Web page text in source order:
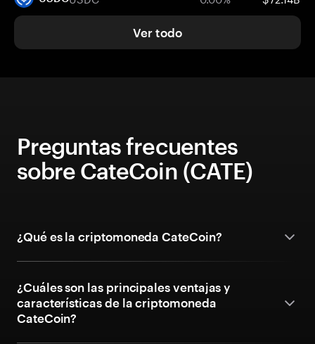
Ver todo
Preguntas frecuentes
sobre CateCoin (CATE)
¿Qué es la criptomoneda CateCoin?
¿Cuáles son las principales ventajas y
características de la criptomoneda
CateCoin?